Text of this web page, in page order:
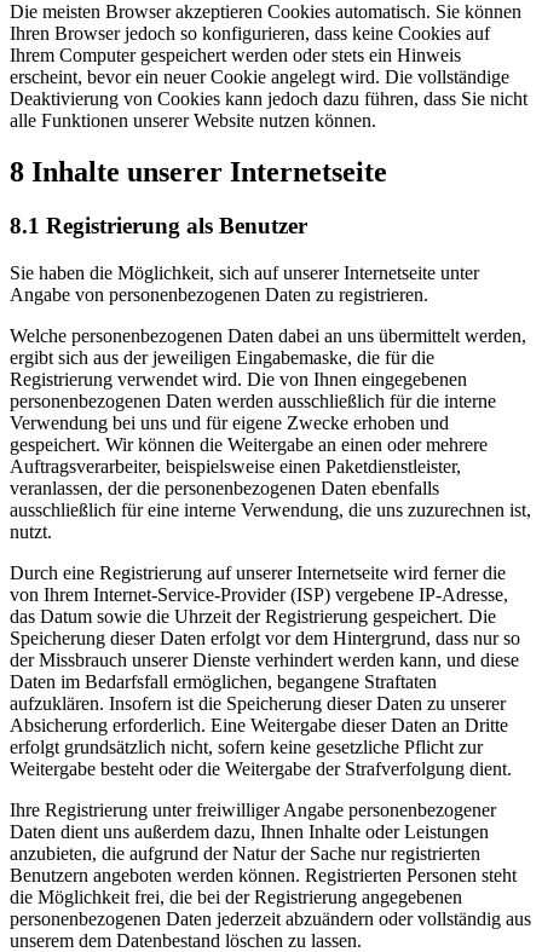
Die meisten Browser akzeptieren Cookies automatisch. Sie können
Ihren Browser jedoch so konfigurieren, dass keine Cookies auf
Ihrem Computer gespeichert werden oder stets ein Hinweis
erscheint, bevor ein neuer Cookie angelegt wird. Die vollständige
Deaktivierung von Cookies kann jedoch dazu führen, dass Sie nicht
alle Funktionen unserer Website nutzen können.
8 Inhalte unserer Internetseite
8.1 Registrierung als Benutzer
Sie haben die Möglichkeit, sich auf unserer Internetseite unter
Angabe von personenbezogenen Daten zu registrieren.
Welche personenbezogenen Daten dabei an uns übermittelt werden,
ergibt sich aus der jeweiligen Eingabemaske, die für die
Registrierung verwendet wird. Die von Ihnen eingegebenen
personenbezogenen Daten werden ausschließlich für die interne
Verwendung bei uns und für eigene Zwecke erhoben und
gespeichert. Wir können die Weitergabe an einen oder mehrere
Auftragsverarbeiter, beispielsweise einen Paketdienstleister,
veranlassen, der die personenbezogenen Daten ebenfalls
ausschließlich für eine interne Verwendung, die uns zuzurechnen ist,
nutzt.
Durch eine Registrierung auf unserer Internetseite wird ferner die
von Ihrem Internet-Service-Provider (ISP) vergebene IP-Adresse,
das Datum sowie die Uhrzeit der Registrierung gespeichert. Die
Speicherung dieser Daten erfolgt vor dem Hintergrund, dass nur so
der Missbrauch unserer Dienste verhindert werden kann, und diese
Daten im Bedarfsfall ermöglichen, begangene Straftaten
aufzuklären. Insofern ist die Speicherung dieser Daten zu unserer
Absicherung erforderlich. Eine Weitergabe dieser Daten an Dritte
erfolgt grundsätzlich nicht, sofern keine gesetzliche Pflicht zur
Weitergabe besteht oder die Weitergabe der Strafverfolgung dient.
Ihre Registrierung unter freiwilliger Angabe personenbezogener
Daten dient uns außerdem dazu, Ihnen Inhalte oder Leistungen
anzubieten, die aufgrund der Natur der Sache nur registrierten
Benutzern angeboten werden können. Registrierten Personen steht
die Möglichkeit frei, die bei der Registrierung angegebenen
personenbezogenen Daten jederzeit abzuändern oder vollständig aus
unserem dem Datenbestand löschen zu lassen.